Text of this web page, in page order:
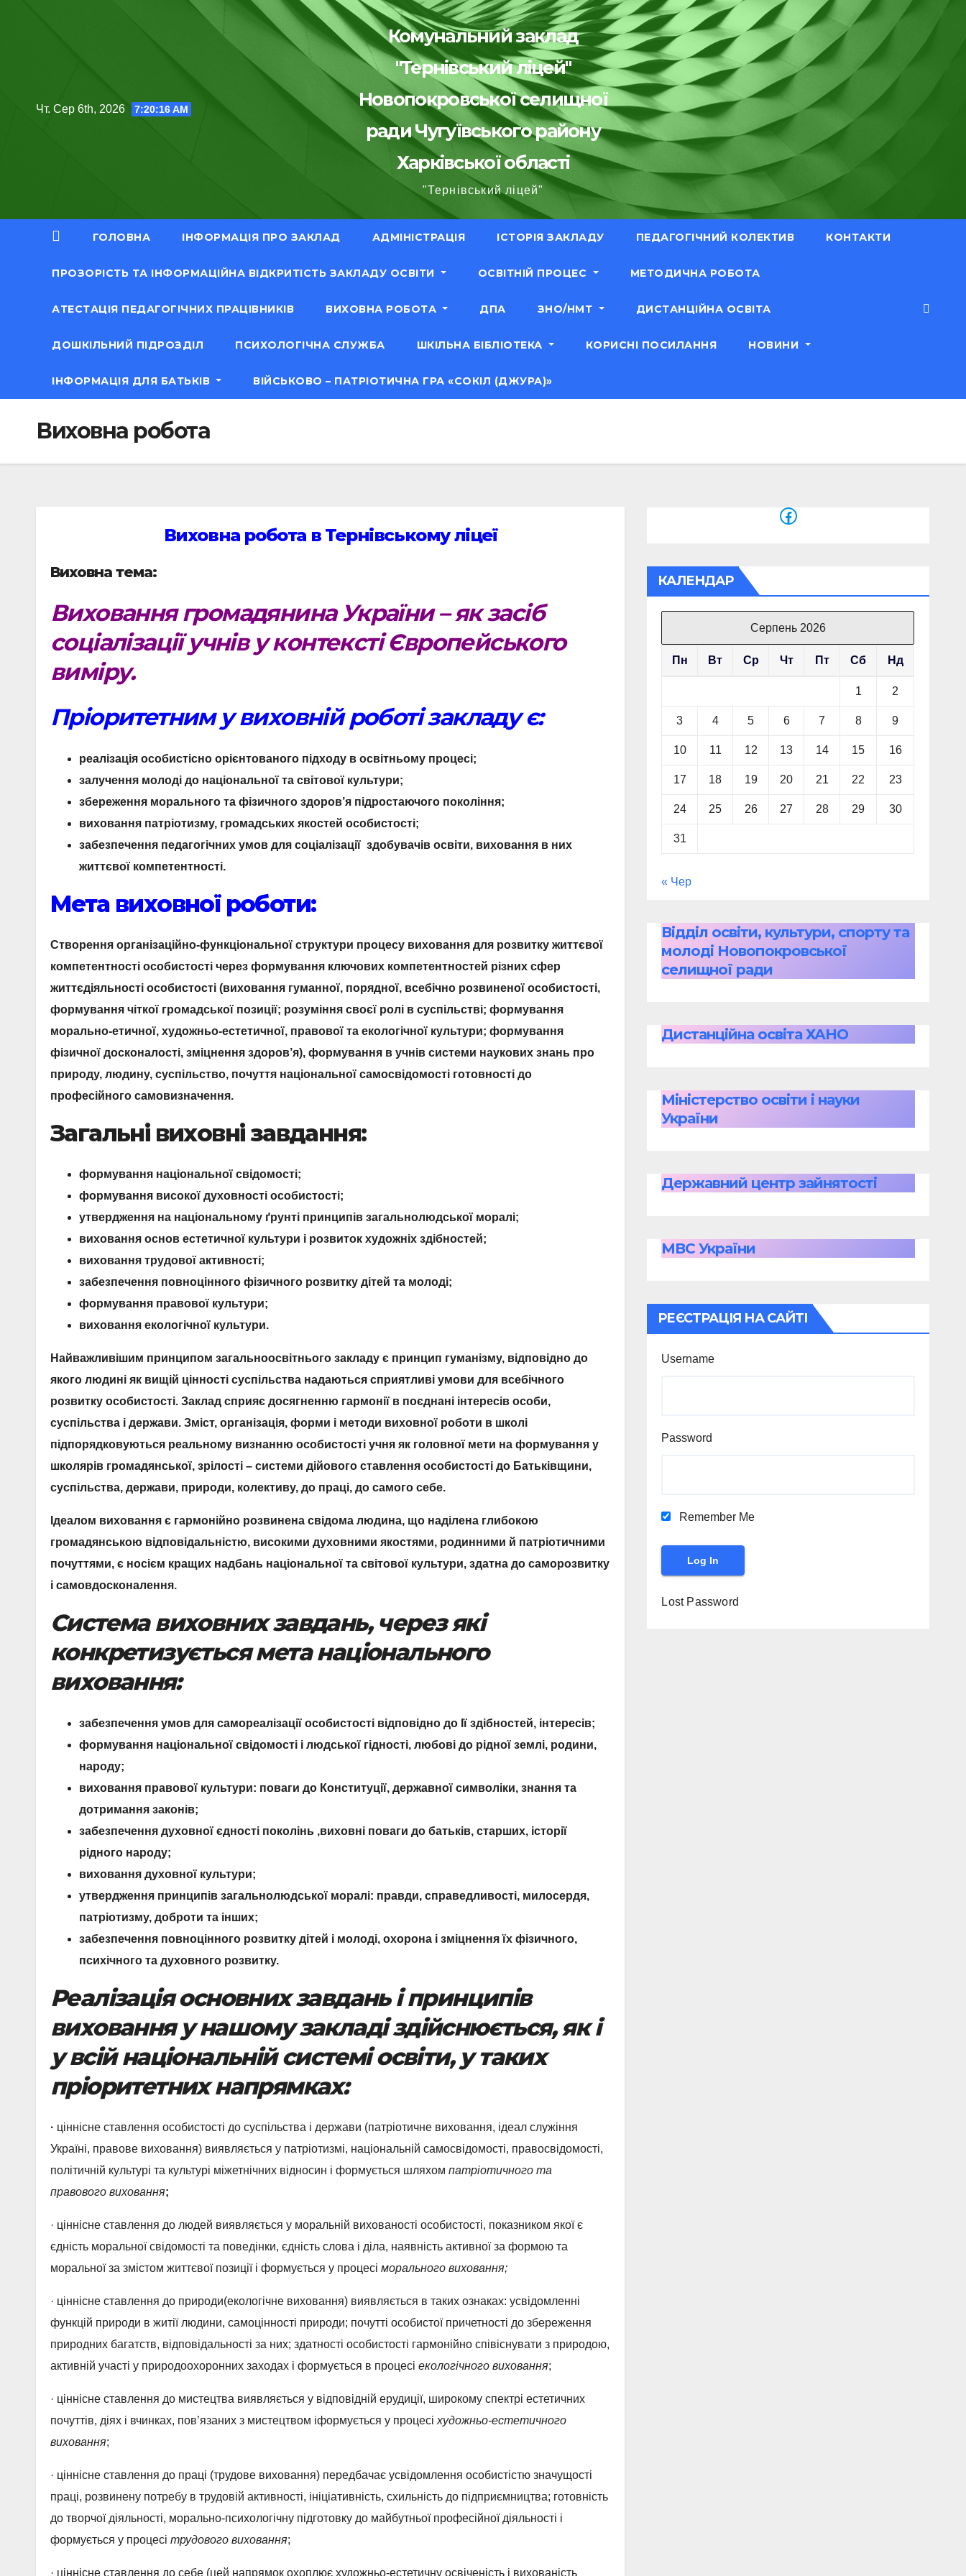
Чт. Сер 6th, 2026 7:20:17 AM
Комунальний заклад
"Тернівський ліцей"
Новопокровської селищної
ради Чугуївського району
Харківської області
"Тернівський ліцей"
ГОЛОВНА ІНФОРМАЦІЯ ПРО ЗАКЛАД АДМІНІСТРАЦІЯ ІСТОРІЯ ЗАКЛАДУ ПЕДАГОГІЧНИЙ КОЛЕКТИВ КОНТАКТИ
ПРОЗОРІСТЬ ТА ІНФОРМАЦІЙНА ВІДКРИТІСТЬ ЗАКЛАДУ ОСВІТИ ОСВІТНІЙ ПРОЦЕС МЕТОДИЧНА РОБОТА
АТЕСТАЦІЯ ПЕДАГОГІЧНИХ ПРАЦІВНИКІВ ВИХОВНА РОБОТА ДПА ЗНО/НМТ ДИСТАНЦІЙНА ОСВІТА
ДОШКІЛЬНИЙ ПІДРОЗДІЛ ПСИХОЛОГІЧНА СЛУЖБА ШКІЛЬНА БІБЛІОТЕКА КОРИСНІ ПОСИЛАННЯ НОВИНИ
ІНФОРМАЦІЯ ДЛЯ БАТЬКІВ ВІЙСЬКОВО – ПАТРІОТИЧНА ГРА «СОКІЛ (ДЖУРА)»
Виховна робота
Виховна робота в Тернівському ліцеї
Виховна тема:
Виховання громадянина України – як засіб
соціалізації учнів у контексті Європейського
виміру.
Пріоритетним у виховній роботі закладу є:
реалізація особистісно орієнтованого підходу в освітньому процесі;
залучення молоді до національної та світової культури;
збереження морального та фізичного здоров’я підростаючого покоління;
виховання патріотизму, громадських якостей особистості;
забезпечення педагогічних умов для соціалізації здобувачів освіти, виховання в них
життєвої компетентності.
Мета виховної роботи:
Створення організаційно-функціональної структури процесу виховання для розвитку життєвої
компетентності особистості через формування ключових компетентностей різних сфер
життєдіяльності особистості (виховання гуманної, порядної, всебічно розвиненої особистості,
формування чіткої громадської позиції; розуміння своєї ролі в суспільстві; формування
морально-етичної, художньо-естетичної, правової та екологічної культури; формування
фізичної досконалості, зміцнення здоров’я), формування в учнів системи наукових знань про
природу, людину, суспільство, почуття національної самосвідомості готовності до
професійного самовизначення.
Загальні виховні завдання:
формування національної свідомості;
формування високої духовності особистості;
утвердження на національному ґрунті принципів загальнолюдської моралі;
виховання основ естетичної культури і розвиток художніх здібностей;
виховання трудової активності;
забезпечення повноцінного фізичного розвитку дітей та молоді;
формування правової культури;
виховання екологічної культури.
Найважливішим принципом загальноосвітнього закладу є принцип гуманізму, відповідно до
якого людині як вищій цінності суспільства надаються сприятливі умови для всебічного
розвитку особистості. Заклад сприяє досягненню гармонії в поєднані інтересів особи,
суспільства і держави. Зміст, організація, форми і методи виховної роботи в школі
підпорядковуються реальному визнанню особистості учня як головної мети на формування у
школярів громадянської, зрілості – системи дійового ставлення особистості до Батьківщини,
суспільства, держави, природи, колективу, до праці, до самого себе.
Ідеалом виховання є гармонійно розвинена свідома людина, що наділена глибокою
громадянською відповідальністю, високими духовними якостями, родинними й патріотичними
почуттями, є носієм кращих надбань національної та світової культури, здатна до саморозвитку
і самовдосконалення.
Система виховних завдань, через які
конкретизується мета національного
виховання:
забезпечення умов для самореалізації особистості відповідно до Ії здібностей, інтересів;
формування національної свідомості і людської гідності, любові до рідної землі, родини,
народу;
виховання правової культури: поваги до Конституції, державної символіки, знання та
дотримання законів;
забезпечення духовної єдності поколінь ,виховні поваги до батьків, старших, історії
рідного народу;
виховання духовної культури;
утвердження принципів загальнолюдської моралі: правди, справедливості, милосердя,
патріотизму, доброти та інших;
забезпечення повноцінного розвитку дітей і молоді, охорона і зміцнення їх фізичного,
психічного та духовного розвитку.
Реалізація основних завдань і принципів
виховання у нашому закладі здійснюється, як і
у всій національній системі освіти, у таких
пріоритетних напрямках:
· ціннісне ставлення особистості до суспільства і держави (патріотичне виховання, ідеал служіння
Україні, правове виховання) виявляється у патріотизмі, національній самосвідомості, правосвідомості,
політичній культурі та культурі міжетнічних відносин і формується шляхом патріотичного та
правового виховання;
· ціннісне ставлення до людей виявляється у моральній вихованості особистості, показником якої є
єдність моральної свідомості та поведінки, єдність слова і діла, наявність активної за формою та
моральної за змістом життєвої позиції і формується у процесі морального виховання;
· ціннісне ставлення до природи(екологічне виховання) виявляється в таких ознаках: усвідомленні
функцій природи в житії людини, самоцінності природи; почутті особистої причетності до збереження
природних багатств, відповідальності за них; здатності особистості гармонійно співіснувати з природою,
активній участі у природоохоронних заходах і формується в процесі екологічного виховання;
· ціннісне ставлення до мистецтва виявляється у відповідній ерудиції, широкому спектрі естетичних
почуттів, діях і вчинках, пов’язаних з мистецтвом іформується у процесі художньо-естетичного
виховання;
· ціннісне ставлення до праці (трудове виховання) передбачає усвідомлення особистістю значущості
праці, розвинену потребу в трудовій активності, ініціативність, схильність до підприємництва; готовність
до творчої діяльності, морально-психологічну підготовку до майбутньої професійної діяльності і
формується у процесі трудового виховання;
· ціннісне ставлення до себе (цей напрямок охоплює художньо-естетичну освіченість і вихованість
Facebook
КАЛЕНДАР
Серпень 2026
Пн Вт Ср Чт Пт Сб Нд
1 2
3 4 5 6 7 8 9
10 11 12 13 14 15 16
17 18 19 20 21 22 23
24 25 26 27 28 29 30
31
« Чер
Відділ освіти, культури, спорту та
молоді Новопокровської
селищної ради
Дистанційна освіта ХАНО
Міністерство освіти і науки
України
Державний центр зайнятості
МВС України
РЕЄСТРАЦІЯ НА САЙТІ
Username
Password
Remember Me
Lost Password